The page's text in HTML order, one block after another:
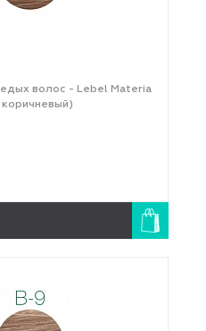
волос - Lebel Materia